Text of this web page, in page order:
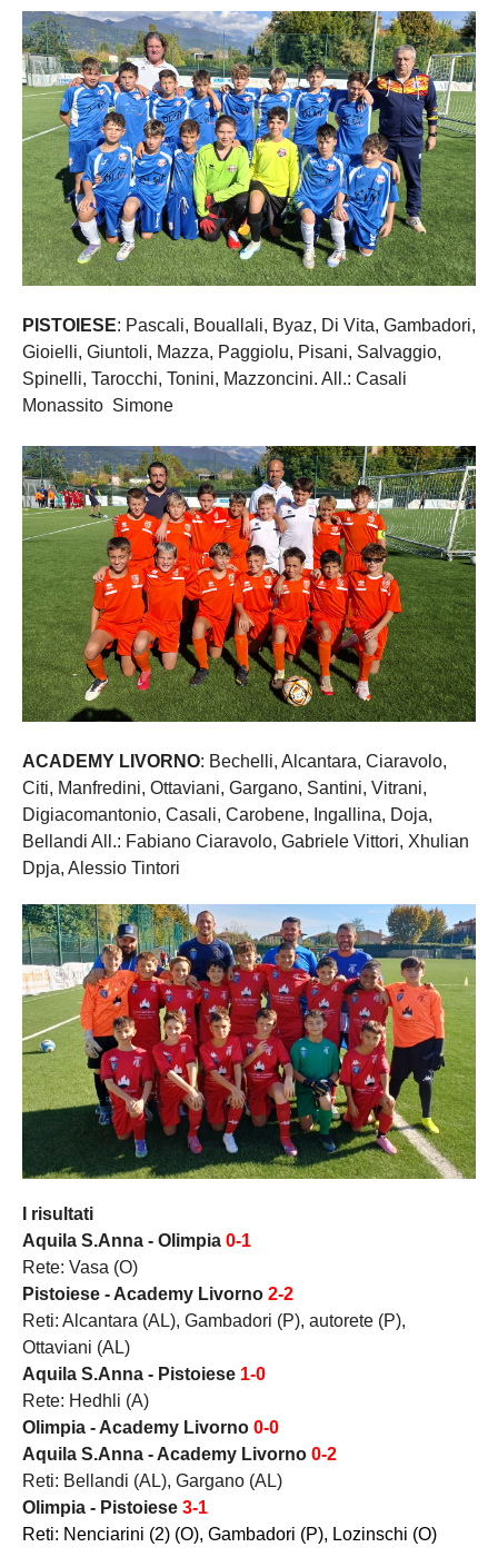
PISTOIESE: Pascali, Bouallali, Byaz, Di Vita, Gambadori,
Gioielli, Giuntoli, Mazza, Paggiolu, Pisani, Salvaggio,
Spinelli, Tarocchi, Tonini, Mazzoncini. All.: Casali
Monassito Simone
ACADEMY LIVORNO: Bechelli, Alcantara, Ciaravolo,
Citi, Manfredini, Ottaviani, Gargano, Santini, Vitrani,
Digiacomantonio, Casali, Carobene, Ingallina, Doja,
Bellandi All.: Fabiano Ciaravolo, Gabriele Vittori, Xhulian
Dpja, Alessio Tintori
I risultati
Aquila S.Anna - Olimpia 0-1
Rete: Vasa (O)
Pistoiese - Academy Livorno 2-2
Reti: Alcantara (AL), Gambadori (P), autorete (P),
Ottaviani (AL)
Aquila S.Anna - Pistoiese 1-0
Rete: Hedhli (A)
Olimpia - Academy Livorno 0-0
Aquila S.Anna - Academy Livorno 0-2
Reti: Bellandi (AL), Gargano (AL)
Olimpia - Pistoiese 3-1
Reti: Nenciarini (2) (O), Gambadori (P), Lozinschi (O)